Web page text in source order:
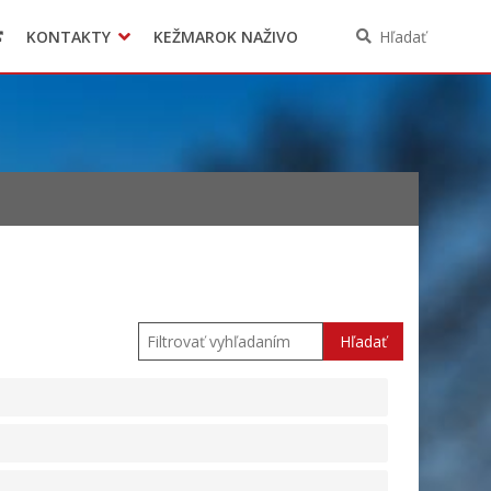
KONTAKTY KEŽMAROK NAŽIVO Hľadať
Hľadať